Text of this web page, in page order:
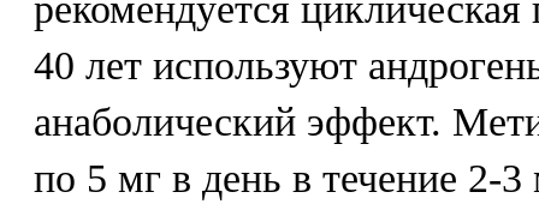
рекомендуется
40 лет используют
анаболический эффект.
по 5 мг в день в течение 2-